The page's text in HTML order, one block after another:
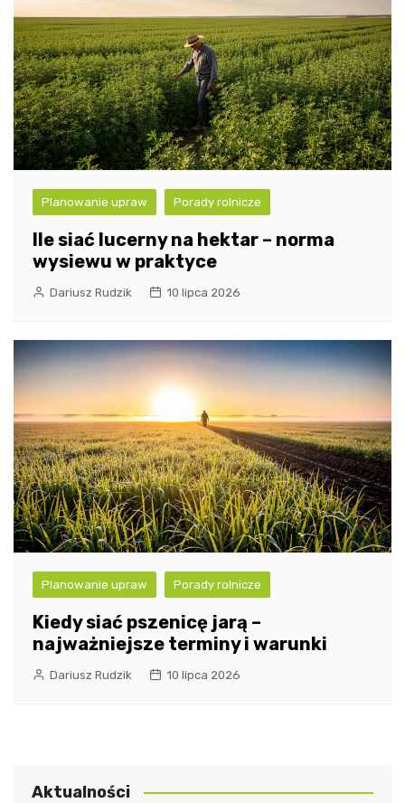
Planowanie upraw Porady rolnicze
Ile siać lucerny na hektar – norma
wysiewu w praktyce
Dariusz Rudzik 10 lipca 2026
Planowanie upraw Porady rolnicze
Kiedy siać pszenicę jarą –
najważniejsze terminy i warunki
Dariusz Rudzik 10 lipca 2026
Aktualności